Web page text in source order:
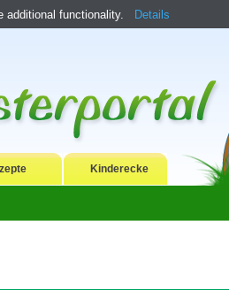
Kinderecke
additional functionality. Details